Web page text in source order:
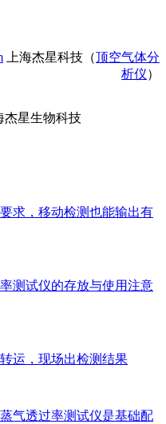
上海杰星科技（顶空气体分
析仪）
杰星生物科技
求，移动检测也能输出有
测试仪的存放与使用注意
运，现场出检测结果
气透过率测试仪是基础配